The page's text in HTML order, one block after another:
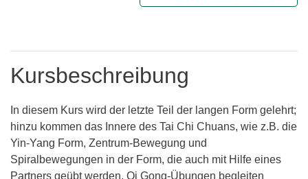
Kursbeschreibung
In diesem Kurs wird der letzte Teil der langen Form gelehrt;
hinzu kommen das Innere des Tai Chi Chuans, wie z.B. die
Yin-Yang Form, Zentrum-Bewegung und
Spiralbewegungen in der Form, die auch mit Hilfe eines
Partners geübt werden. Qi Gong-Übungen begleiten